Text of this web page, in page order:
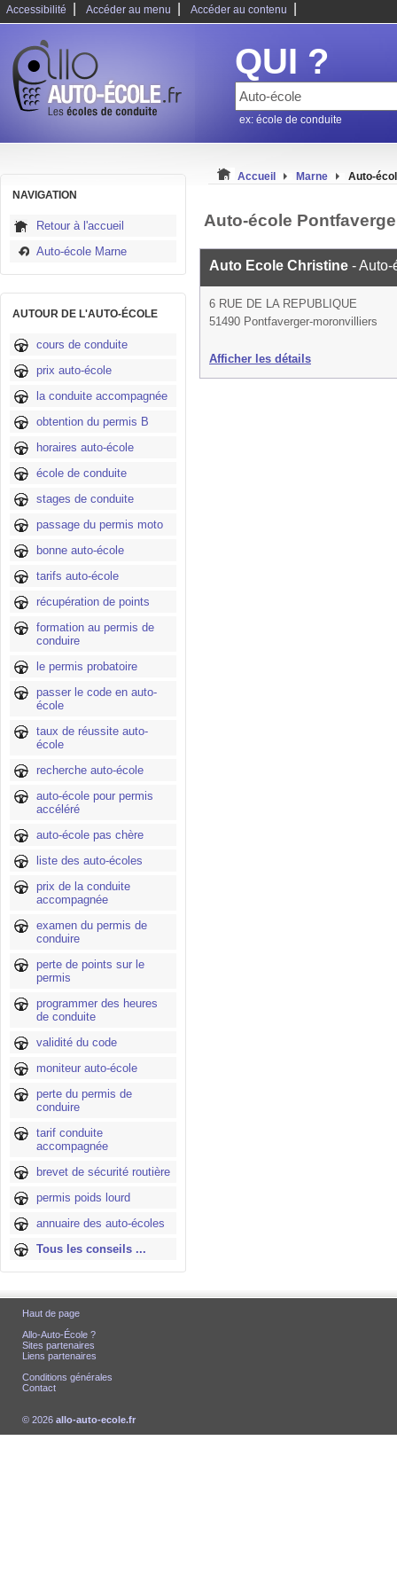
Accessibilité Accéder au menu Accéder au contenu
QUI ?
ex: école de conduite
NAVIGATION
Retour à l'accueil
Auto-école Marne
AUTOUR DE L'AUTO-ÉCOLE
cours de conduite
prix auto-école
la conduite accompagnée
obtention du permis B
horaires auto-école
école de conduite
stages de conduite
passage du permis moto
bonne auto-école
tarifs auto-école
récupération de points
formation au permis de
conduire
le permis probatoire
passer le code en auto-
école
taux de réussite auto-
école
recherche auto-école
auto-école pour permis
accéléré
auto-école pas chère
liste des auto-écoles
prix de la conduite
accompagnée
examen du permis de
conduire
perte de points sur le
permis
programmer des heures
de conduite
validité du code
moniteur auto-école
perte du permis de
conduire
tarif conduite
accompagnée
brevet de sécurité routière
permis poids lourd
annuaire des auto-écoles
Tous les conseils ...
Accueil Marne Auto-
Auto-école
Auto Ecole Christine - Auto-
6 RUE DE LA REPUBLIQUE
51490 Pontfaverger-moronvilliers
Afficher les détails
Haut de page
Allo-Auto-École ?
Sites partenaires
Liens partenaires
Conditions générales
Contact
© 2026 allo-auto-ecole.fr